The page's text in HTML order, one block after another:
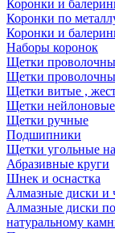
Коронки и
Коронки по
Коронки и
Наборы коронок
Щетки
Щетки
Щетки витые ,
Щетки
Щетки ручные
Подшипники
Щетки угольные
Абразивные круги
Шнек и оснастка
Алмазные диски и
Алмазные диски по
натуральному